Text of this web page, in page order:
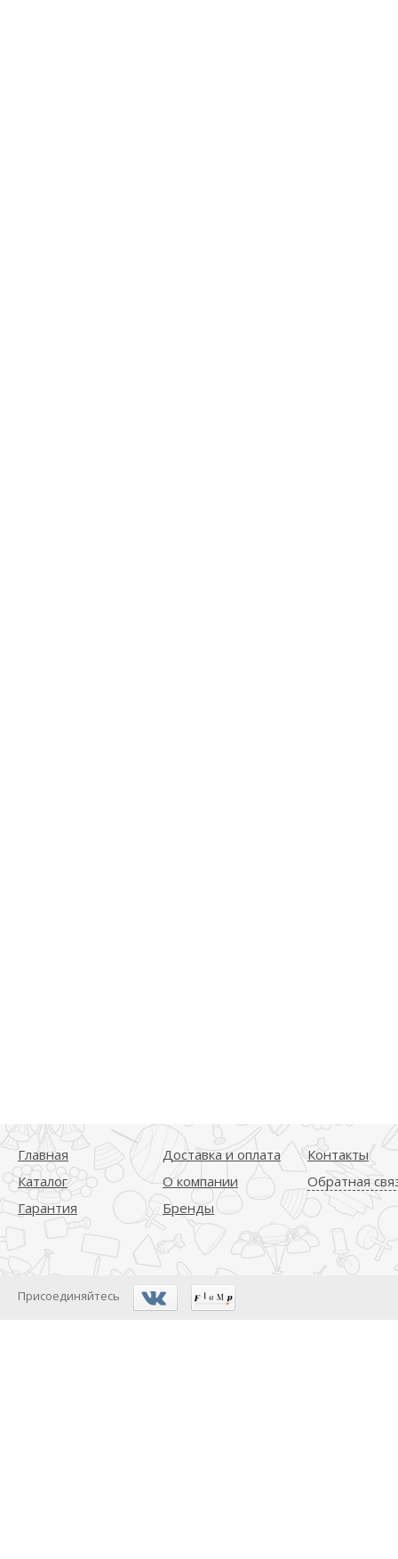
Главная
Каталог
Гарантия
Доставка и оплата
О компании
Бренды
Контакты
Обратная
Присоединяйтесь